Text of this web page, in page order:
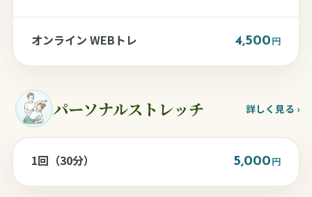
オンライン WEBトレ 4,500円
パーソナルストレッチ 詳しく見る ›
1回（30分） 5,000円